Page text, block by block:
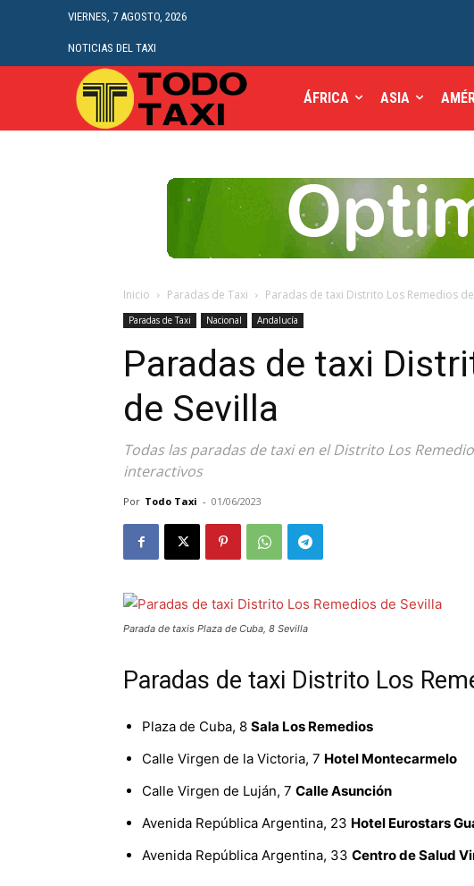
VIERNES, 7 AGOSTO, 2026
NOTICIAS DEL TAXI
ÁFRICA ASIA
Inicio Paradas de Taxi Paradas de taxi Distrito Los Remedios
Paradas de Taxi Nacional Andalucía
Paradas de taxi
de Sevilla
Todas las paradas de taxi en el Distrito Los
interactivos
Por Todo Taxi - 01/06/2023
Parada de taxis Plaza de Cuba, 8 Sevilla
Paradas de taxi Distrito Los
Plaza de Cuba, 8 Sala Los Remedios
Calle Virgen de la Victoria, 7 Hotel Montecarmelo
Calle Virgen de Luján, 7 Calle Asunción
Avenida República Argentina, 23 Hotel Eurostars
Avenida República Argentina, 33 Centro de Salud